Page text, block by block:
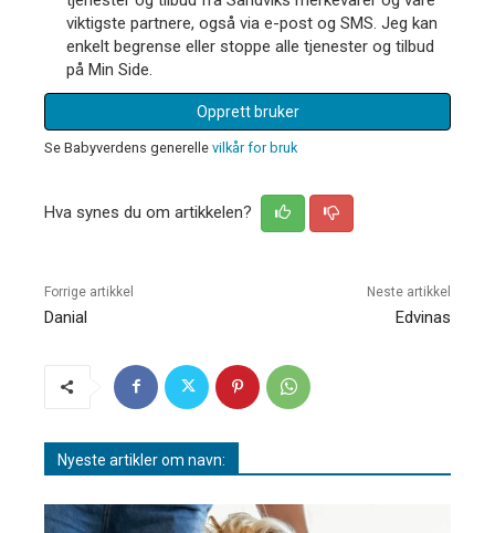
viktigste partnere, også via e-post og SMS. Jeg kan
enkelt begrense eller stoppe alle tjenester og tilbud
på Min Side.
Opprett bruker
Se Babyverdens generelle vilkår for bruk
Hva synes du om artikkelen?
Forrige artikkel
Danial
Neste artikkel
Edvinas
Nyeste artikler om navn: